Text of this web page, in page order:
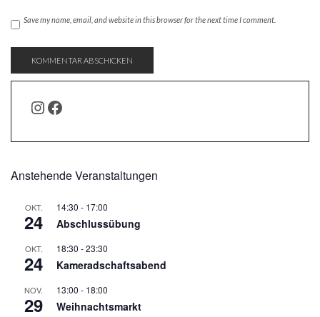
Save my name, email, and website in this browser for the next time I comment.
INSTAGRAM
FACEBOOK
Anstehende Veranstaltungen
OKT.
24
14:30 - 17:00
Abschlussübung
OKT.
24
18:30 -23:30
Kameradschaftsabend
NOV.
29
13:00 - 18:00
Weihnachtsmarkt